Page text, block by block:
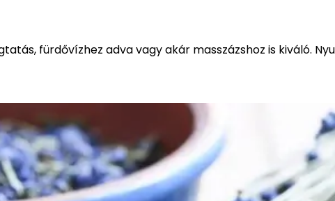
fürdővízhez adva vagy akár masszázshoz is kiváló.